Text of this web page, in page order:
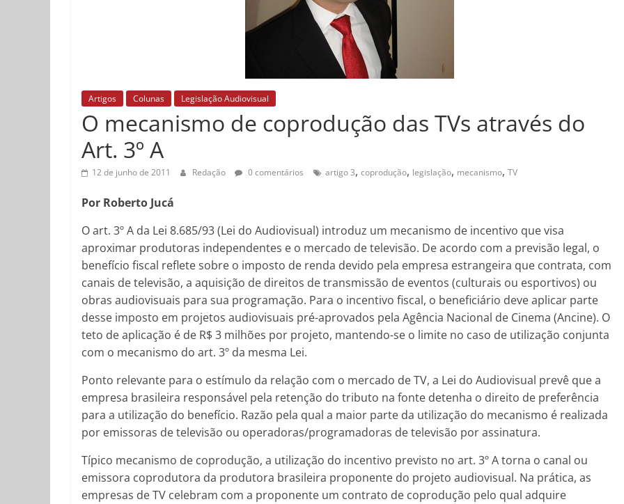
Artigos Colunas Legislação Audiovisual
O mecanismo de coprodução das TVs através do
Art. 3º A
12 de junho de 2011 Redação 0 comentários artigo 3, coprodução, legislação, mecanismo, TV
Por Roberto Jucá
O art. 3º A da Lei 8.685/93 (Lei do Audiovisual) introduz um mecanismo de incentivo que visa
aproximar produtoras independentes e o mercado de televisão. De acordo com a previsão legal, o
benefício fiscal reflete sobre o imposto de renda devido pela empresa estrangeira que contrata, com
canais de televisão, a aquisição de direitos de transmissão de eventos (culturais ou esportivos) ou
obras audiovisuais para sua programação. Para o incentivo fiscal, o beneficiário deve aplicar parte
desse imposto em projetos audiovisuais pré-aprovados pela Agência Nacional de Cinema (Ancine). O
teto de aplicação é de R$ 3 milhões por projeto, mantendo-se o limite no caso de utilização conjunta
com o mecanismo do art. 3º da mesma Lei.
Ponto relevante para o estímulo da relação com o mercado de TV, a Lei do Audiovisual prevê que a
empresa brasileira responsável pela retenção do tributo na fonte detenha o direito de preferência
para a utilização do benefício. Razão pela qual a maior parte da utilização do mecanismo é realizada
por emissoras de televisão ou operadoras/programadoras de televisão por assinatura.
Típico mecanismo de coprodução, a utilização do incentivo previsto no art. 3º A torna o canal ou
emissora coprodutora da produtora brasileira proponente do projeto audiovisual. Na prática, as
empresas de TV celebram com a proponente um contrato de coprodução pelo qual adquire